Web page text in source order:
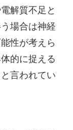
解質不足と
場合は神経
性が考えら
的に捉える
言われてい